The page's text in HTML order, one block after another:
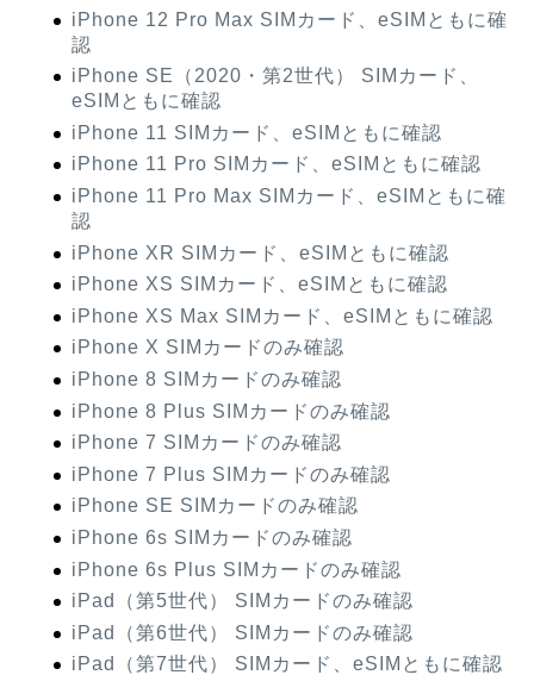
iPhone 12 Pro Max SIMカード、eSIMともに確
認
iPhone SE（2020・第2世代） SIMカード、
eSIMともに確認
iPhone 11 SIMカード、eSIMともに確認
iPhone 11 Pro SIMカード、eSIMともに確認
iPhone 11 Pro Max SIMカード、eSIMともに確
認
iPhone XR SIMカード、eSIMともに確認
iPhone XS SIMカード、eSIMともに確認
iPhone XS Max SIMカード、eSIMともに確認
iPhone X SIMカードのみ確認
iPhone 8 SIMカードのみ確認
iPhone 8 Plus SIMカードのみ確認
iPhone 7 SIMカードのみ確認
iPhone 7 Plus SIMカードのみ確認
iPhone SE SIMカードのみ確認
iPhone 6s SIMカードのみ確認
iPhone 6s Plus SIMカードのみ確認
iPad（第5世代） SIMカードのみ確認
iPad（第6世代） SIMカードのみ確認
iPad（第7世代） SIMカード、eSIMともに確認